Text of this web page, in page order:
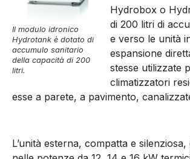
Il modulo idronico
Hydrotank è dotato di
accumulo sanitario
della capacità di 200
litri.
Hydrobox o
di 200 litri di
e verso le unità
espansione
stesse utilizzate
climatizzatori
esse a parete, a pavimento,
L’unità esterna, compatta e silenziosa,